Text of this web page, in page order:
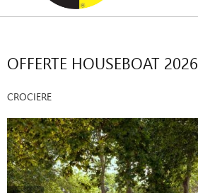
OFFERTE HOUSEBOAT 2026
CROCIERE